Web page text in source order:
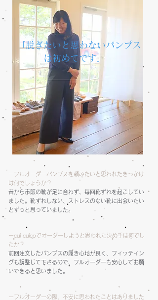
「脱ぎたいと思わないパンプス
は初めてです」
ーフルオーダーパンプスを頼みたいと思われたきっかけ
は何でしょうか？
昔から市販の靴が足に合わず、毎回靴ずれを起こしてい
ました。 靴ずれしない、ストレスのない靴に出会いたい
とずっと思っていました。
ーcui cuicoでオーダーしようと思われた決め手は何でし
たか？
前回注文したパンプスの履き心地が良く、フィッティン
グも調整して下さるので、フルオーダーも安心してお願
いできると思いました。
ーフルオーダーの際、不安に思われたことはありました